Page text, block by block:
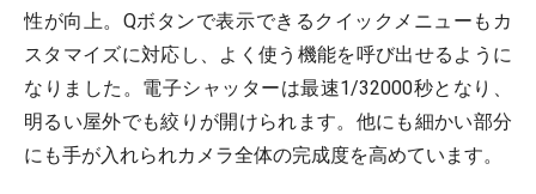
性が向上。Qボタンで表示できるクイックメニューもカ
スタマイズに対応し、よく使う機能を呼び出せるように
なりました。電子シャッターは最速1/32000秒となり、
明るい屋外でも絞りが開けられます。他にも細かい部分
にも手が入れられカメラ全体の完成度を高めています。